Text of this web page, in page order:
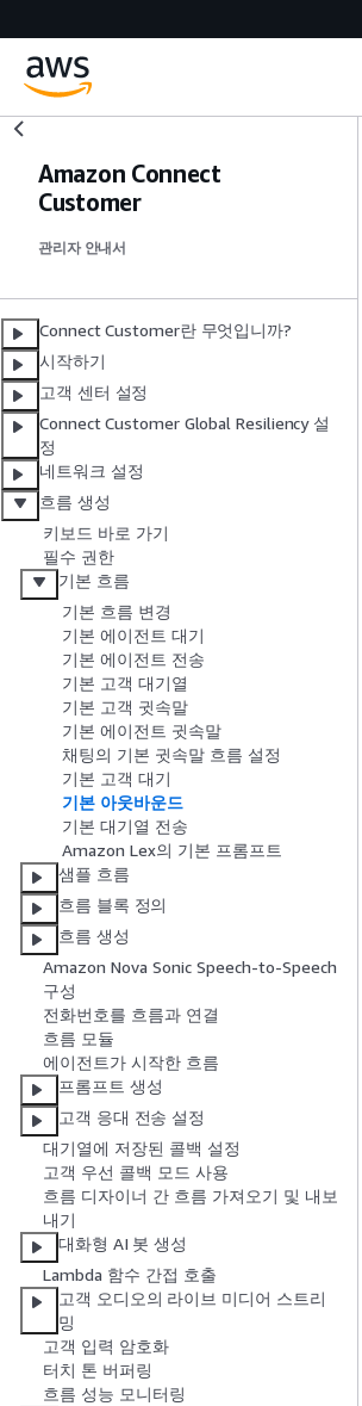
Amazon Connect
Customer
관리자 안내서
Connect Customer란 무엇입니까?
시작하기
고객 센터 설정
Connect Customer Global Resiliency 설
정
네트워크 설정
흐름 생성
키보드 바로 가기
필수 권한
기본 흐름
기본 흐름 변경
기본 에이전트 대기
기본 에이전트 전송
기본 고객 대기열
기본 고객 귓속말
기본 에이전트 귓속말
채팅의 기본 귓속말 흐름 설정
기본 고객 대기
기본 아웃바운드
기본 대기열 전송
Amazon Lex의 기본 프롬프트
샘플 흐름
흐름 블록 정의
흐름 생성
Amazon Nova Sonic Speech-to-Speech
구성
전화번호를 흐름과 연결
흐름 모듈
에이전트가 시작한 흐름
프롬프트 생성
고객 응대 전송 설정
대기열에 저장된 콜백 설정
고객 우선 콜백 모드 사용
흐름 디자이너 간 흐름 가져오기 및 내보
내기
대화형 AI 봇 생성
Lambda 함수 간접 호출
고객 오디오의 라이브 미디어 스트리
밍
고객 입력 암호화
터치 톤 버퍼링
흐름 성능 모니터링